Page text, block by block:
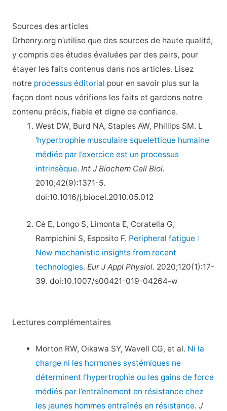
Sources des articles
Drhenry.org n’utilise que des sources de haute qualité,
y compris des études évaluées par des pairs, pour
étayer les faits contenus dans nos articles. Lisez
notre processus éditorial pour en savoir plus sur la
façon dont nous vérifions les faits et gardons notre
contenu précis, fiable et digne de confiance.
West DW, Burd NA, Staples AW, Phillips SM. L
‘hypertrophie musculaire squelettique humaine
médiée par l’exercice est un processus
intrinsèque.Int J Biochem Cell Biol.
2010;42(9):1371-5.
doi:10.1016/j.biocel.2010.05.012
Cè E, Longo S, Limonta E, Coratella G,
Rampichini S, Esposito F. Peripheral fatigue :
New mechanistic insights from recent
technologies. Eur J Appl Physiol. 2020;120(1):17-
39. doi:10.1007/s00421-019-04264-w
Lectures complémentaires
Morton RW, Oikawa SY, Wavell CG, et al. Ni la
charge ni les hormones systémiques ne
déterminent l’hypertrophie ou les gains de force
médiés par l’entraînement en résistance chez
les jeunes hommes entraînés en résistance.J